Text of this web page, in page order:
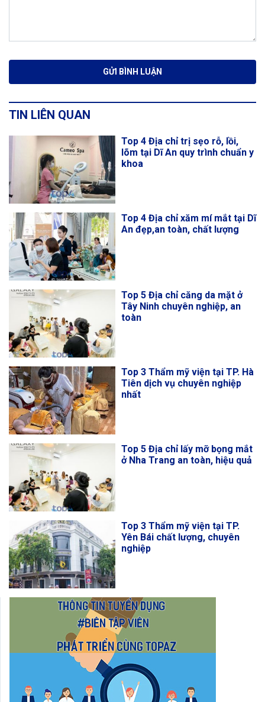
TIN LIÊN QUAN
Top 4 Địa chỉ trị sẹo rỗ, lồi,
lõm tại Dĩ An quy trình chuẩn y
khoa
Top 4 Địa chỉ xăm mí mắt tại Dĩ
An đẹp,an toàn, chất lượng
Top 5 Địa chỉ căng da mặt ở
Tây Ninh chuyên nghiệp, an
toàn
Top 3 Thẩm mỹ viện tại TP. Hà
Tiên dịch vụ chuyên nghiệp
nhất
Top 5 Địa chỉ lấy mỡ bọng mắt
ở Nha Trang an toàn, hiệu quả
Top 3 Thẩm mỹ viện tại TP.
Yên Bái chất lượng, chuyên
nghiệp